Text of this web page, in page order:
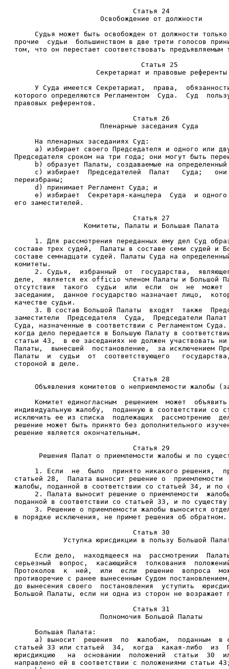
                             Статья 24
                     Освобождение от должности
Судья может быть освобожден от должности
прочие  судьи  большинством в две трети голосов
том, что он перестает соответствовать
                               Статья 25
Секретариат и правовые
У Суда имеется Секретариат,  права,
которого определяются Регламентом  Суда.  Суд
правовых референтов.
                             Статья 26
                     Пленарные заседания Суда
     На пленарных заседаниях Суд:
а) избирает своего Председателя и одного или
Председателя сроком на три года; они могут быть
b) образует Палаты, создаваемые на
с) избирает  Председателей  Палат   Суда;
переизбраны;
     d) принимает Регламент Суда; и
e) избирает  Секретаря-канцлера  Суда  и
его заместителей.
                             Статья 27
                 Комитеты, Палаты и Большая Палата
1. Для рассмотрения переданных ему дел Суд
составе трех судей,  Палаты в составе семи судей и
составе семнадцати судей. Палаты Суда на
комитеты.
2. Судья,  избранный  от  государства,
деле,  является ex officio членом Палаты и Большой
отсутствия  такого  судьи  или  если  он  не  может
заседании,  данное государство назначает лицо,
качестве судьи.
3. В состав Большой Палаты  входят  также
заместители  Председателя  Суда,  Председатели
Суда, назначенные в соответствии с Регламентом
когда дело передается в Большую Палату в
статьи 43,  в ее заседаниях не должен участвовать
Палаты,  вынесшей  постановление,  за исключением
Палаты  и  судьи  от  соответствующего
стороной в деле.
                             Статья 28
Объявления комитетов о неприемлемости жалобы
Комитет единогласным  решением  может
индивидуальную жалобу,  поданную в соответствии
исключить ее из списка  подлежащих  рассмотрению
решение может быть принято без дополнительного
решение является окончательным.
                             Статья 29
Решения Палат о приемлемости жалобы и по
1. Если  не  было  принято никакого решения,
статьей 28,  Палата выносит решение о  приемлемости
жалобы, поданной в соответствии со статьей 34, и по
2. Палата выносит решение о приемлемости
поданной в соответствии со статьей 33, и по
3. Решение о приемлемости жалобы выносится
в порядке исключения, не примет решения об
                             Статья 30
Уступка юрисдикции в пользу Большой
Если дело,  находящееся на  рассмотрении
серьезный  вопрос,  касающийся  толкования
Протоколов  к  ней,  или  если  решение  вопроса
противоречие с ранее вынесенным Судом
до вынесения своего  постановления  уступить
Большой Палаты, если ни одна из сторон не
                             Статья 31
                     Полномочия Большой Палаты
     Большая Палата:
a) выносит  решения  по  жалобам,  поданным  в
статьей 33 или статьей  34,  когда  какая-либо  из
юрисдикцию   на  основании  положений  статьи  30
направлено ей в соответствии с положениями статьи